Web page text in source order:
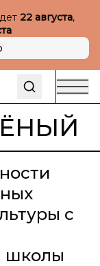
22 августа,
с
школы